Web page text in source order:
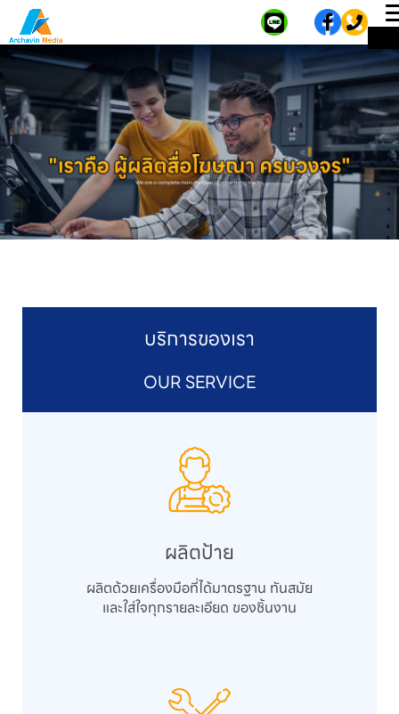
บริการของเรา
OUR SERVICE
ผลิตป้าย
ผลิตด้วยเครื่องมือที่ได้มาตรฐาน ทันสมัย
และใส่ใจทุกรายละเอียด ของชิ้นงาน